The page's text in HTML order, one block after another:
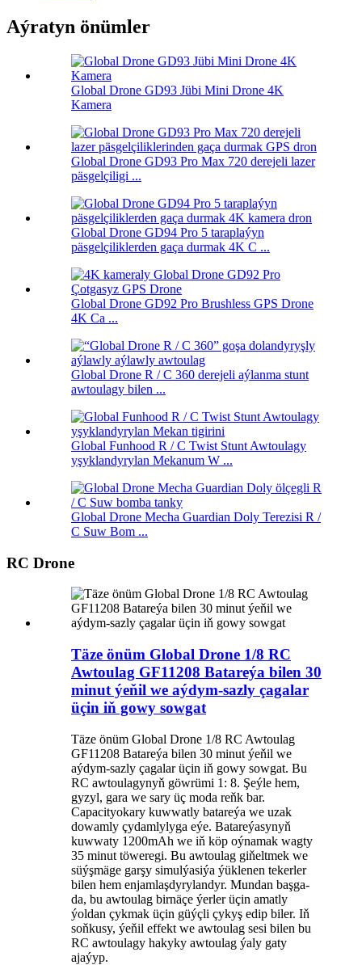
Aýratyn önümler
Global Drone GD93 Jübi Mini Drone 4K
Kamera
Global Drone GD93 Pro Max 720 derejeli lazer
päsgelçiligi ...
Global Drone GD94 Pro 5 taraplaýyn
päsgelçiliklerden gaça durmak 4K C ...
Global Drone GD92 Pro Brushless GPS Drone
4K Ca ...
Global Drone R / C 360 derejeli aýlanma stunt
awtoulagy bilen ...
Global Funhood R / C Twist Stunt Awtoulagy
yşyklandyrylan Mekanum W ...
Global Drone Mecha Guardian Doly Terezisi R /
C Suw Bom ...
RC Drone
Täze önüm Global Drone 1/8 RC
Awtoulag GF11208 Batareýa bilen 30
minut ýeňil we aýdym-sazly çagalar
üçin iň gowy sowgat
Täze önüm Global Drone 1/8 RC Awtoulag
GF11208 Batareýa bilen 30 minut ýeňil we
aýdym-sazly çagalar üçin iň gowy sowgat. Bu
RC awtoulagynyň göwrümi 1: 8. Şeýle hem,
gyzyl, gara we sary üç moda reňk bar.
Capacityokary kuwwatly batareýa we uzak
dowamly çydamlylyga eýe. Batareýasynyň
kuwwaty 1200mAh we iň köp oýnamak wagty
35 minut töweregi. Bu awtoulag giňeltmek we
süýşmäge garşy simulýasiýa ýüklenen tekerler
bilen hem enjamlaşdyrylandyr. Mundan başga-
da, bu awtoulag birnäçe ýerler üçin amatly
ýoldan çykmak üçin güýçli çykyş edip biler. Iň
soňkusy, ýeňil effekt we awtoulag sesi bilen bu
RC awtoulagy hakyky awtoulag ýaly gaty
ajaýyp.